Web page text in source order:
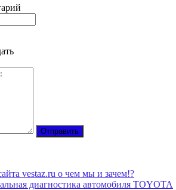
vestaz.ru о чем мы и зачем!?
диагностика автомобиля TOYOTA